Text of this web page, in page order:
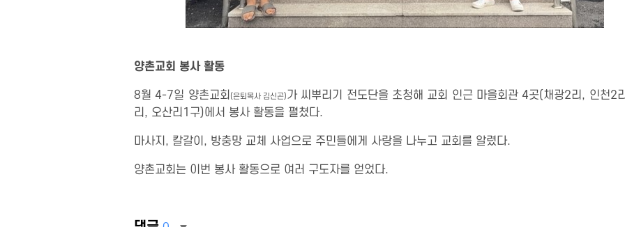
양촌교회 봉사 활동
8월 4-7일 양촌교회 (은퇴목사 김신곤)가 씨뿌리기 전도단을 초청해 교회 인근 마을회관 4곳(채광2리, 인천2
리, 오산리1구)에서 봉사 활동을 펼쳤다.
마사지, 칼갈이, 방충망 교체 사업으로 주민들에게 사랑을 나누고 교회를 알렸다.
양촌교회는 이번 봉사 활동으로 여러 구도자를 얻었다.